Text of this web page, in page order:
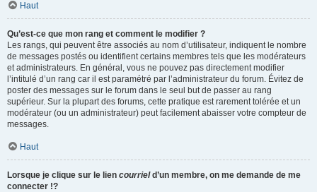
Haut
Qu’est-ce que mon rang et comment le modifier ?
Les rangs, qui peuvent être associés au nom d’utilisateur, indiquent le nombre
de messages postés ou identifient certains membres tels que les modérateurs
et administrateurs. En général, vous ne pouvez pas directement modifier
l’intitulé d’un rang car il est paramétré par l’administrateur du forum. Évitez de
poster des messages sur le forum dans le seul but de passer au rang
supérieur. Sur la plupart des forums, cette pratique est rarement tolérée et un
modérateur (ou un administrateur) peut facilement abaisser votre compteur de
messages.
Haut
Lorsque je clique sur le lien courrield’un membre, on me demande de me
connecter !?